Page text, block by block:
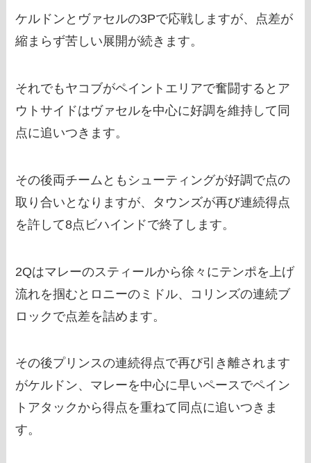
ケルドンとヴァセルの3Pで応戦しますが、点差が
縮まらず苦しい展開が続きます。
それでもヤコブがペイントエリアで奮闘するとア
ウトサイドはヴァセルを中心に好調を維持して同
点に追いつきます。
その後両チームともシューティングが好調で点の
取り合いとなりますが、タウンズが再び連続得点
を許して8点ビハインドで終了します。
2Qはマレーのスティールから徐々にテンポを上げ
流れを掴むとロニーのミドル、コリンズの連続ブ
ロックで点差を詰めます。
その後プリンスの連続得点で再び引き離されます
がケルドン、マレーを中心に早いペースでペイン
トアタックから得点を重ねて同点に追いつきま
す。